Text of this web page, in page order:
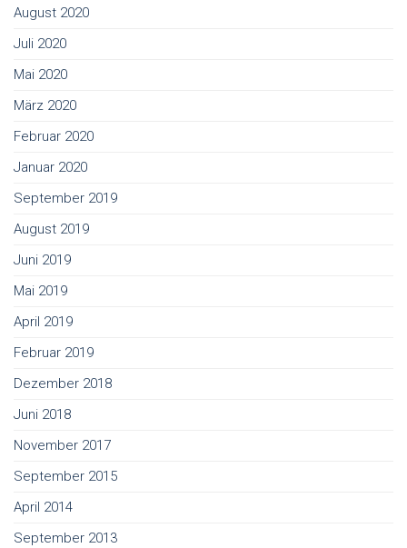
August 2020
Juli 2020
Mai 2020
März 2020
Februar 2020
Januar 2020
September 2019
August 2019
Juni 2019
Mai 2019
April 2019
Februar 2019
Dezember 2018
Juni 2018
November 2017
September 2015
April 2014
September 2013